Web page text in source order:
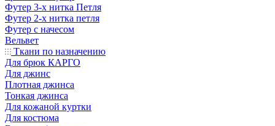
Футер 3-х нитка Петля
Футер 2-х нитка петля
Футер с начесом
Вельвет
Ткани по назначению
Для брюк КАРГО
Для джинс
Плотная джинса
Тонкая джинса
Для кожаной куртки
Для костюма